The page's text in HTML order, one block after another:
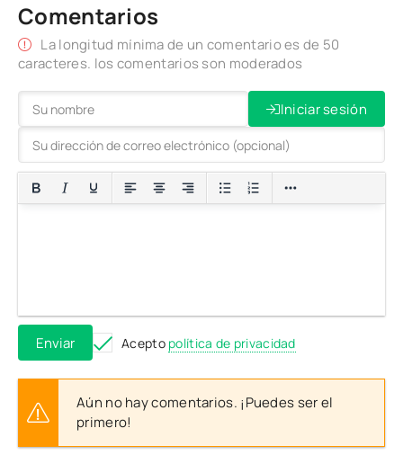
Comentarios
La longitud mínima de un comentario es de 50
caracteres. los comentarios son moderados
Iniciar sesión
Enviar Acepto política de privacidad
Aún no hay comentarios. ¡Puedes ser el
primero!